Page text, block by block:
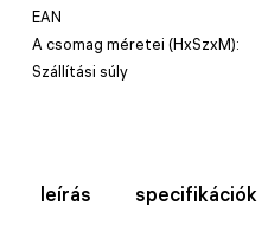
EAN
A csomag méretei (HxSzxM):
Szállítási súly
leírás specifikációk